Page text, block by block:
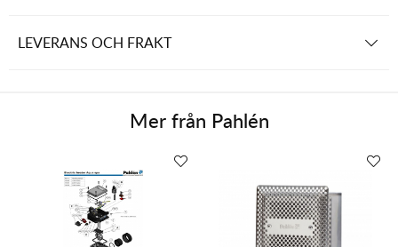
LEVERANS OCH FRAKT
Mer från Pahlén